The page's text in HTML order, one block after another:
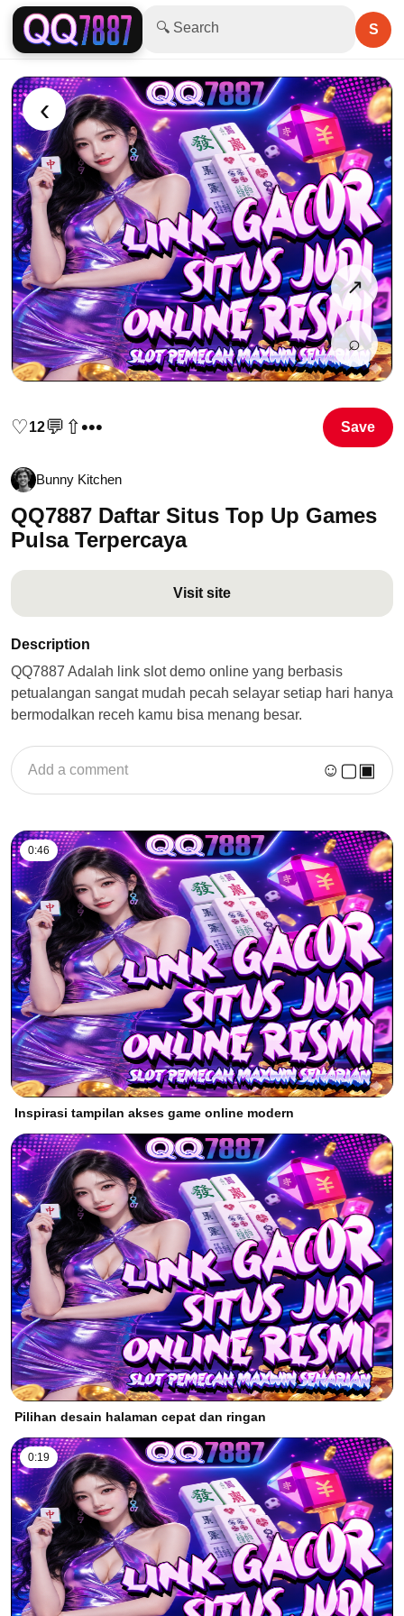
🔍 Search S
‹
↗
⌕
♡12💬 ⇧••• Save
Bunny Kitchen
QQ7887 Daftar Situs Top Up Games
Pulsa Terpercaya
Visit site
Description
QQ7887 Adalah link slot demo online yang berbasis
petualangan sangat mudah pecah selayar setiap hari hanya
bermodalkan receh kamu bisa menang besar.
Add a comment ☺ ▢▣
0:46
Inspirasi tampilan akses game online modern
Pilihan desain halaman cepat dan ringan
0:19